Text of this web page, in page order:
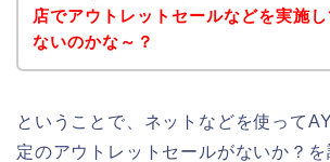
店でアウトレットセールなどを実施
ないのかな～？
ということで、ネットなどを使って
定のアウトレットセールがないか？を